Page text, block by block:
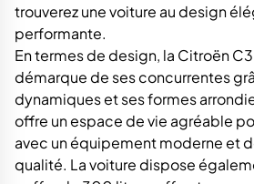
trouverez une voiture au design
performante.
En termes de design, la Citroën
démarque de ses concurrentes
dynamiques et ses formes
offre un espace de vie agréable
avec un équipement moderne et
qualité. La voiture dispose